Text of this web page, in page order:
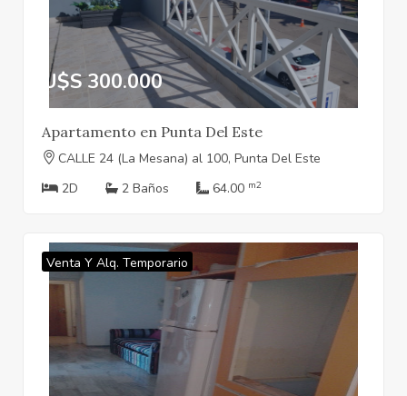
U$S 300.000
Apartamento en Punta Del Este
CALLE 24 (La Mesana) al 100, Punta Del Este
2D
2 Baños 64.00 m2
Venta Y Alq. Temporario